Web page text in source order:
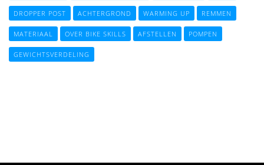
DROPPER POST ACHTERGROND WARMING UP REMMEN
MATERIAAL OVER BIKE SKILLS AFSTELLEN POMPEN
GEWICHTSVERDELING